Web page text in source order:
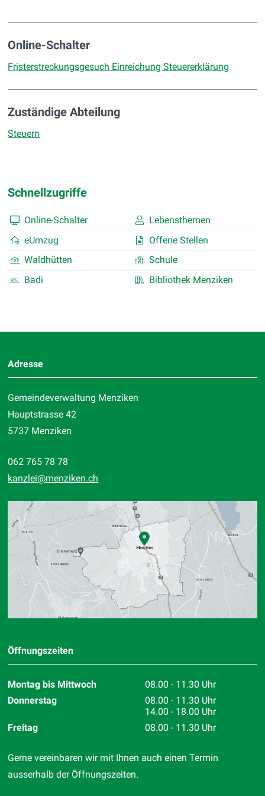
Online-Schalter
Fristerstreckungsgesuch Einreichung Steuererklärung
Zuständige Abteilung
Steuern
Schnellzugriffe
Online-Schalter
Lebensthemen
eUmzug
Offene Stellen
Waldhütten
Schule
Badi
Bibliothek Menziken
Adresse
Gemeindeverwaltung Menziken
Hauptstrasse 42
5737 Menziken
062 765 78 78
kanzlei@menziken.ch
Öffnungszeiten
Montag bis Mittwoch
08.00 - 11.30 Uhr
Donnerstag
08.00 - 11.30 Uhr
14.00 - 18.00 Uhr
Freitag
08.00 - 11.30 Uhr
Gerne vereinbaren wir mit Ihnen auch einen Termin
ausserhalb der Öffnungszeiten.
Standort